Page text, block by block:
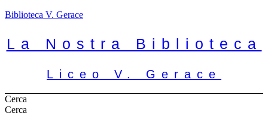
Biblioteca V. Gerace
La Nostra Biblioteca
Liceo V. Gerace
Cerca
Cerca